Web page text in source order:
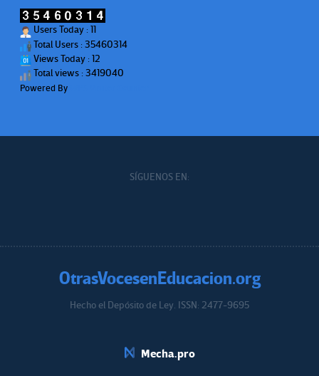
Users Today : 11
Total Users : 35460314
Views Today : 12
Total views : 3419040
Powered By
SÍGUENOS EN:
OtrasVocesenEducacion.org
Hecho el Depósito de Ley. ISSN: 2477-9695
Mecha.pro